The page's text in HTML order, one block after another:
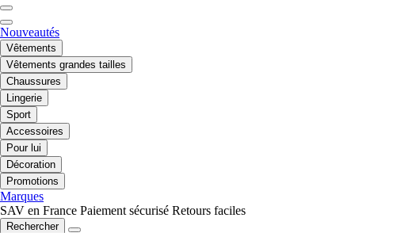
Nouveautés
Vêtements
Vêtements grandes tailles
Chaussures
Lingerie
Sport
Accessoires
Pour lui
Décoration
Promotions
Marques
SAV en France Paiement sécurisé Retours faciles
Rechercher